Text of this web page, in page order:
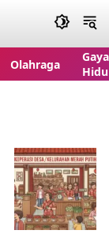
Olahraga
Gaya